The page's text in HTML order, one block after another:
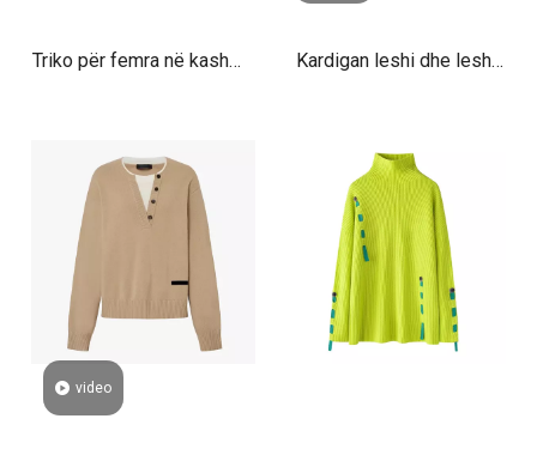
Triko për femra në kashmir
Crewneck
Kardigan leshi dhe lesh
jakë marinari
video